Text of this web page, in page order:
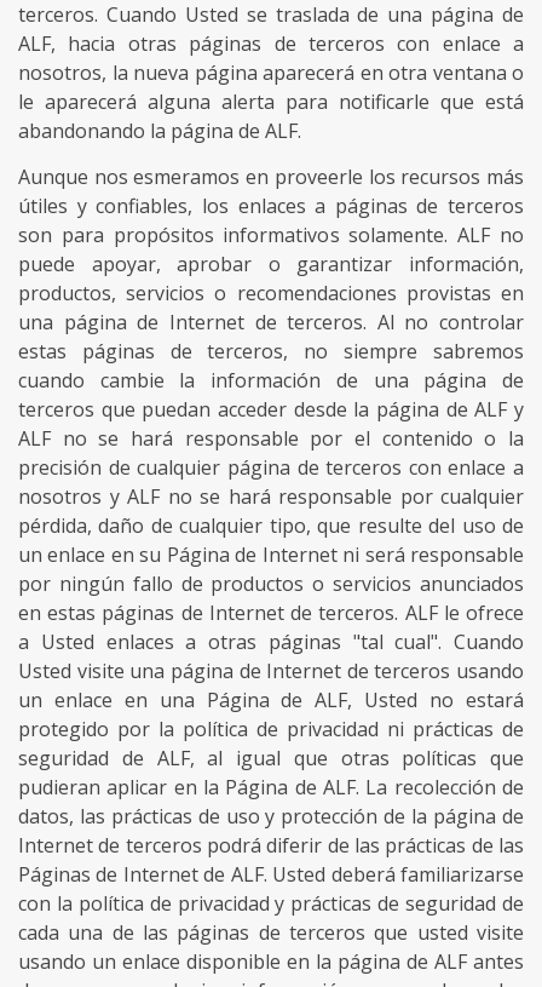
terceros. Cuando Usted se traslada de una página de
ALF, hacia otras páginas de terceros con enlace a
nosotros, la nueva página aparecerá en otra ventana o
le aparecerá alguna alerta para notificarle que está
abandonando la página de ALF.
Aunque nos esmeramos en proveerle los recursos más
útiles y confiables, los enlaces a páginas de terceros
son para propósitos informativos solamente. ALF no
puede apoyar, aprobar o garantizar información,
productos, servicios o recomendaciones provistas en
una página de Internet de terceros. Al no controlar
estas páginas de terceros, no siempre sabremos
cuando cambie la información de una página de
terceros que puedan acceder desde la página de ALF y
ALF no se hará responsable por el contenido o la
precisión de cualquier página de terceros con enlace a
nosotros y ALF no se hará responsable por cualquier
pérdida, daño de cualquier tipo, que resulte del uso de
un enlace en su Página de Internet ni será responsable
por ningún fallo de productos o servicios anunciados
en estas páginas de Internet de terceros. ALF le ofrece
a Usted enlaces a otras páginas "tal cual". Cuando
Usted visite una página de Internet de terceros usando
un enlace en una Página de ALF, Usted no estará
protegido por la política de privacidad ni prácticas de
seguridad de ALF, al igual que otras políticas que
pudieran aplicar en la Página de ALF. La recolección de
datos, las prácticas de uso y protección de la página de
Internet de terceros podrá diferir de las prácticas de las
Páginas de Internet de ALF. Usted deberá familiarizarse
con la política de privacidad y prácticas de seguridad de
cada una de las páginas de terceros que usted visite
usando un enlace disponible en la página de ALF antes